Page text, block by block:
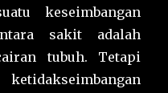
keseimbangan
sakit adalah
tubuh. Tetapi